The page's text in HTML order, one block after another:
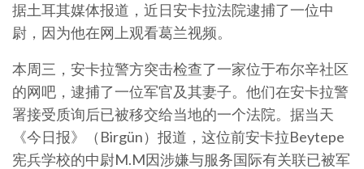
据土耳其媒体报道，近日安卡拉法院逮捕了一位中
尉，因为他在网上观看葛兰视频。
本周三，安卡拉警方突击检查了一家位于布尔辛社区
的网吧，逮捕了一位军官及其妻子。他们在安卡拉警
署接受质询后已被移交给当地的一个法院。据当天
《今日报》（Birgün）报道，这位前安卡拉Beytepe
宪兵学校的中尉M.M因涉嫌与服务国际有关联已被军